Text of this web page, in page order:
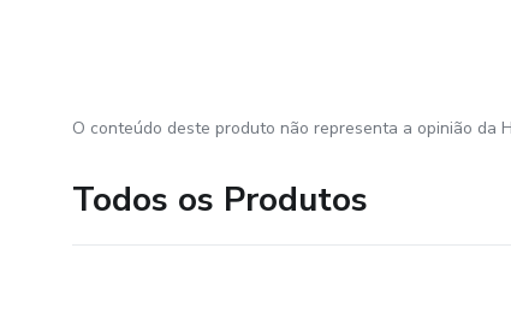
O conteúdo deste produto não representa a opinião da
Todos os Produtos